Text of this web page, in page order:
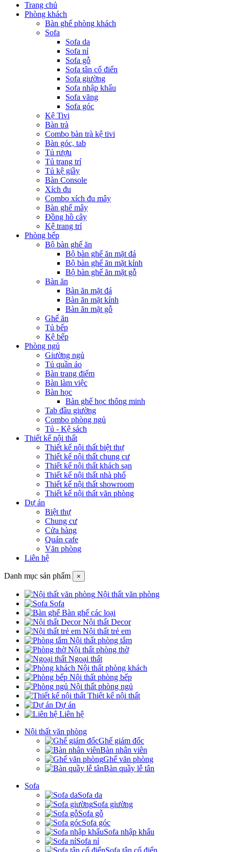
Trang chủ
Phòng khách
Bàn ghế phòng khách
Sofa
Sofa da
Sofa nỉ
Sofa gỗ
Sofa tân cổ điển
Sofa giường
Sofa nhập khẩu
Sofa văng
Sofa góc
Kệ Tivi
Bàn trà
Combo bàn trà kệ tivi
Bàn góc, tab
Tủ rượu
Tủ trang trí
Tủ kệ giầy
Bàn Console
Xích đu
Combo xích đu mây
Bàn ghế mây
Đồng hồ cây
Kệ trang trí
Phòng bếp
Bộ bàn ghế ăn
Bộ bàn ghế ăn mặt đá
Bộ bàn ghế ăn mặt kính
Bộ bàn ghế ăn mặt gỗ
Bàn ăn
Bàn ăn mặt đá
Bàn ăn mặt kính
Bàn ăn mặt gỗ
Ghế ăn
Tủ bếp
Kệ bếp
Phòng ngủ
Giường ngủ
Tủ quần áo
Bàn trang điểm
Bàn làm việc
Bàn học
Bàn ghế học thông minh
Tab đầu giường
Combo phòng ngủ
Tủ - Kệ sách
Thiết kế nội thất
Thiết kế nội thất biệt thự
Thiết kế nội thất chung cư
Thiết kế nội thất khách sạn
Thiết kế nội thất nhà phố
Thiết kế nội thất showroom
Thiết kế nội thất văn phòng
Dự án
Biệt thự
Chung cư
Cửa hàng
Quán cafe
Văn phòng
Liên hệ
Danh mục sản phẩm ×
Nội thất văn phòng
Sofa
Bàn ghế các loại
Nội thất Decor
Nội thất trẻ em
Nội thất phòng tắm
Nội thất phòng thờ
Ngoại thất
Nội thất phòng khách
Nội thất phòng bếp
Nội thất phòng ngủ
Thiết kế nội thất
Dự án
Liên hệ
Nội thất văn phòng
Ghế giám đốc
Bàn nhân viên
Ghế văn phòng
Bàn quầy lễ tân
Sofa
Sofa da
Sofa giường
Sofa gỗ
Sofa góc
Sofa nhập khẩu
Sofa nỉ